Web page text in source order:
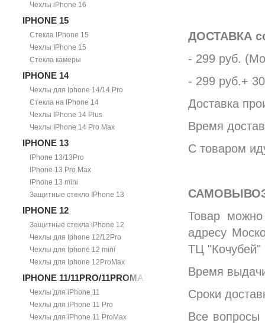
Чехлы iPhone 16
IPHONE 15
Стекла IPhone 15
Чехлы IPhone 15
Стекла камеры
IPHONE 14
Чехлы для Iphone 14/14 Pro
Стекла на IPhone 14
Чехлы IPhone 14 Plus
Чехлы IPhone 14 Pro Max
IPHONE 13
IPhone 13/13Pro
IPhone 13 Pro Max
IPhone 13 mini
Защитные стекло IPhone 13
IPHONE 12
Защитные стекла iPhone 12
Чехлы для Iphone 12/12Pro
Чехлы для Iphone 12 mini
Чехлы для Iphone 12ProMax
IPHONE 11/11PRO/11PROMAX
Чехлы для iPhone 11
Чехлы для iPhone 11 Pro
Чехлы для iPhone 11 ProMax
ДОСТАВКА
- 299 руб.
- 299 руб.+
Доставка
Время
С товаром
Товар можно
адресу
ТЦ "Кочубей"
Время
Сроки
Все вопросы